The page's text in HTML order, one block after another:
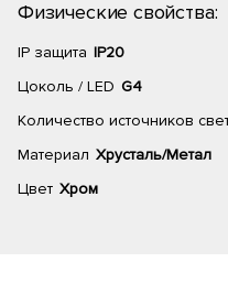
Физические свойства:
IP защита IP20
Цоколь / LED G4
Количество источников
Материал Хрусталь/Метал
Цвет Хром